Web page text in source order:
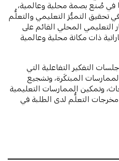
في صُنع بصمة محلية وعالمية،
في تحقيق التميُّز التعليمي والتعلُّم
التعليمي المحلي القائم على
ذات مكانة محلية وعالمية
التفكير التفاعلية التي
المبتكَرة، وتشجيع
وتمكين الممارسات التعليمية
مخرجات التعلُّم لدى الطلبة في